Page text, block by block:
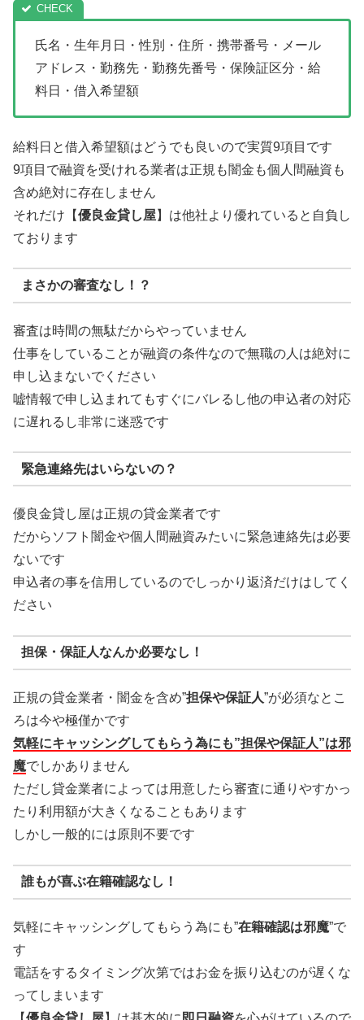
氏名・生年月日・性別・住所・携帯番号・メール
アドレス・勤務先・勤務先番号・保険証区分・給
料日・借入希望額
給料日と借入希望額はどうでも良いので実質9項目です
9項目で融資を受けれる業者は正規も闇金も個人間融資も
含め絶対に存在しません
それだけ【優良金貸し屋】は他社より優れていると自負し
ております
まさかの審査なし！？
審査は時間の無駄だからやっていません
仕事をしていることが融資の条件なので無職の人は絶対に
申し込まないでください
嘘情報で申し込まれてもすぐにバレるし他の申込者の対応
に遅れるし非常に迷惑です
緊急連絡先はいらないの？
優良金貸し屋は正規の貸金業者です
だからソフト闇金や個人間融資みたいに緊急連絡先は必要
ないです
申込者の事を信用しているのでしっかり返済だけはしてく
ださい
担保・保証人なんか必要なし！
正規の貸金業者・闇金を含め”担保や保証人”が必須なとこ
ろは今や極僅かです
気軽にキャッシングしてもらう為にも”担保や保証人”は邪
魔でしかありません
ただし貸金業者によっては用意したら審査に通りやすかっ
たり利用額が大きくなることもあります
しかし一般的には原則不要です
誰もが喜ぶ在籍確認なし！
気軽にキャッシングしてもらう為にも”在籍確認は邪魔”で
す
電話をするタイミング次第ではお金を振り込むのが遅くな
ってしまいます